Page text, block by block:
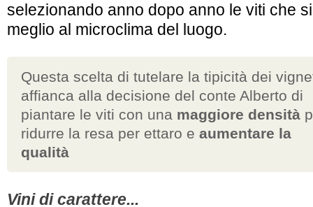
selezionando anno dopo anno le viti che
meglio al microclima del luogo.
Questa scelta di tutelare la tipicità dei
affianca alla decisione del conte Alberto di
piantare le viti con una maggiore densità
ridurre la resa per ettaro e aumentare la
qualità
Vini di carattere...